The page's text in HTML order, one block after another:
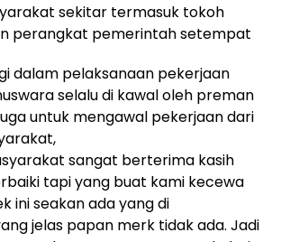
sekitar termasuk tokoh
perangkat pemerintah setempat
dalam pelaksanaan pekerjaan
selalu di kawal oleh preman
untuk mengawal pekerjaan dari
sangat berterima kasih
tapi yang buat kami kecewa
ini seakan ada yang di
jelas papan merk tidak ada. Jadi